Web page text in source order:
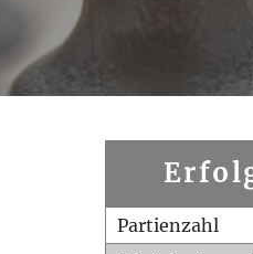
Partienzahl